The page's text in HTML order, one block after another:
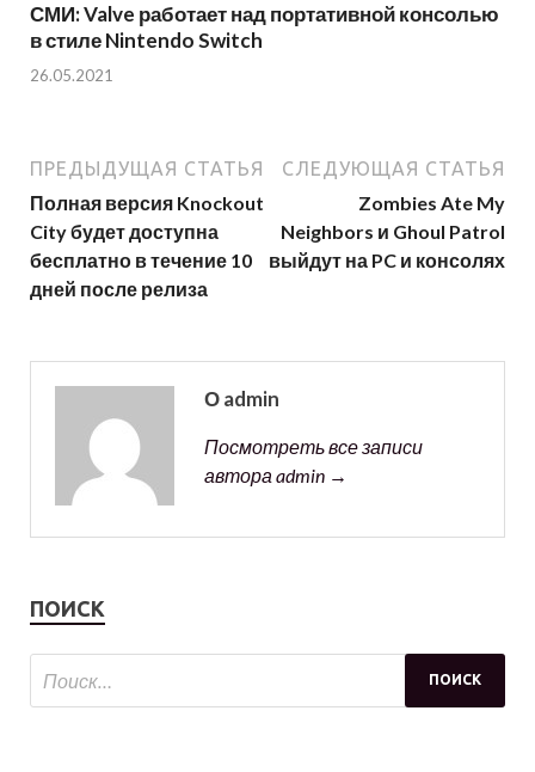
СМИ: Valve работает над портативной консолью
в стиле Nintendo Switch
26.05.2021
ПРЕДЫДУЩАЯ СТАТЬЯ
Полная версия Knockout
City будет доступна
бесплатно в течение 10
дней после релиза
СЛЕДУЮЩАЯ СТАТЬЯ
Zombies Ate My
Neighbors и Ghoul Patrol
выйдут на PC и консолях
О admin
Посмотреть все записи
автора admin →
ПОИСК